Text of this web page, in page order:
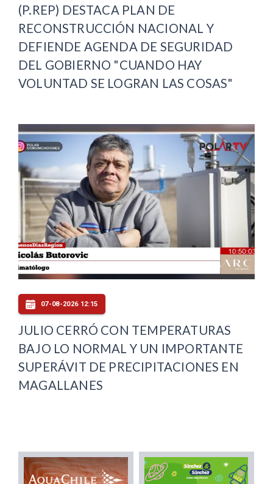
(P.REP) DESTACA PLAN DE
RECONSTRUCCIÓN NACIONAL Y
DEFIENDE AGENDA DE SEGURIDAD
DEL GOBIERNO "CUANDO HAY
VOLUNTAD SE LOGRAN LAS COSAS"
07-08-2026 12:15
JULIO CERRÓ CON TEMPERATURAS
BAJO LO NORMAL Y UN IMPORTANTE
SUPERÁVIT DE PRECIPITACIONES EN
MAGALLANES